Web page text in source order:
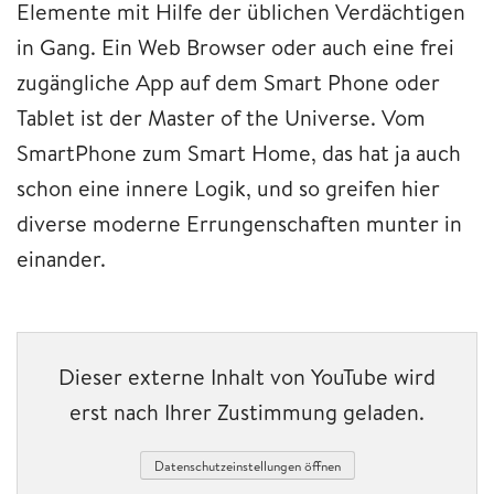
Elemente mit Hilfe der üblichen Verdächtigen
in Gang. Ein Web Browser oder auch eine frei
zugängliche App auf dem Smart Phone oder
Tablet ist der Master of the Universe. Vom
SmartPhone zum Smart Home, das hat ja auch
schon eine innere Logik, und so greifen hier
diverse moderne Errungenschaften munter in
einander.
Dieser externe Inhalt von YouTube wird
erst nach Ihrer Zustimmung geladen.
Datenschutzeinstellungen öffnen